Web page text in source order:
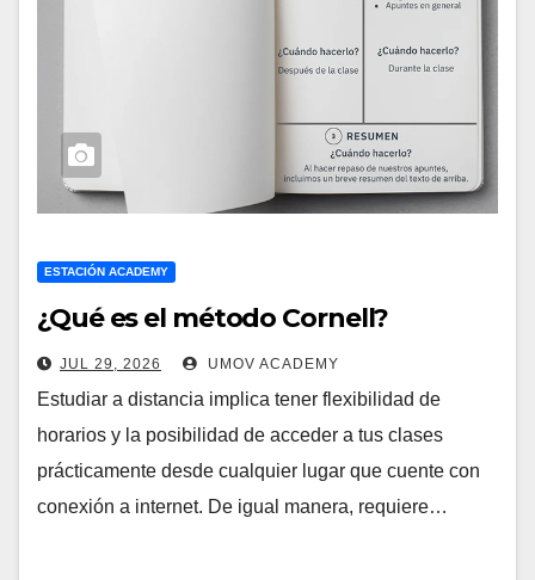
ESTACIÓN ACADEMY
¿Qué es el método Cornell?
JUL 29, 2026 UMOV ACADEMY
Estudiar a distancia implica tener flexibilidad de
horarios y la posibilidad de acceder a tus clases
prácticamente desde cualquier lugar que cuente con
conexión a internet. De igual manera, requiere…